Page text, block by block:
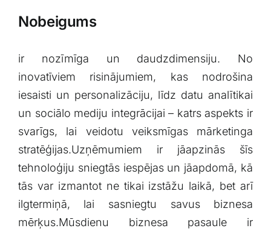
Nobeigums
ir nozīmīga‍ un daudzdimensiju. No
inovatīviem risinājumiem, kas nodrošina
iesaisti ⁤un personalizāciju,⁣ līdz datu analītikai
un sociālo mediju integrācijai – katrs aspekts ir
svarīgs,​ lai veidotu veiksmīgas mārketinga
stratēģijas.Uzņēmumiem ir jāapzinās šīs
‌tehnoloģiju sniegtās‌ iespējas un jāapdomā, kā
tās var izmantot ne tikai izstāžu laikā, ⁤bet arī
ilgtermiņā, lai sasniegtu savus biznesa
mērķus.Mūsdienu biznesa pasaule ‌ir‍